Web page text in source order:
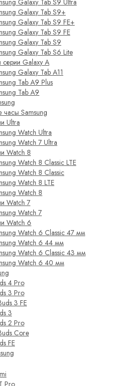
Galaxy Tab S9 Ultra
Galaxy Tab S9+
Galaxy Tab S9 FE+
Galaxy Tab S9 FE
Galaxy Tab S9
Galaxy Tab S6 Lite
Galaxy A
Galaxy Tab A11
Tab A9 Plus
Tab A9
часы Samsung
Ultra
Watch Ultra
Watch 7 Ultra
Watch 8
Watch 8 Classic LTE
Watch 8 Classic
Watch 8 LTE
Watch 8
Watch 7
Watch 7
Watch 6
Watch 6 Classic 47 мм
Watch 6 44 мм
Watch 6 Classic 43 мм
Watch 6 40 мм
4 Pro
3 Pro
3 FE
3
2 Pro
Core
FE